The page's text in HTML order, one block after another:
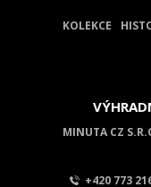
KOLEKCE
MINUTA CZ
+420 773